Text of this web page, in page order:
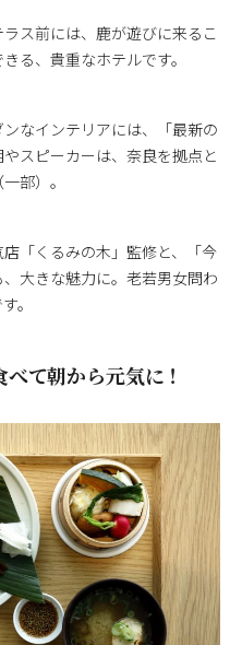
ス前には、鹿が遊びに来るこ
る、貴重なホテルです。
なインテリアには、「最新の
スピーカーは、奈良を拠点と
部）。
「くるみの木」監修と、「今
大きな魅力に。老若男女問わ
。
て朝から元気に！